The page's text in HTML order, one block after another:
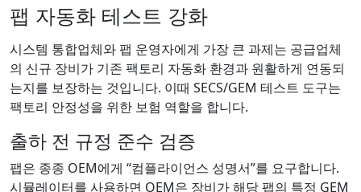
팹 자동화 테스트 강화
시스템 통합업체와 팹 운영자에게 가장 큰 과제는 공급업체
의 신규 장비가 기존 팩토리 자동화 환경과 원활하게 연동되
는지를 보장하는 것입니다. 이때 SECS/GEM 테스트 도구는
팩토리 안정성을 위한 보험 역할을 합니다.
출하 전 규정 준수 검증
팹은 종종 OEM에게 “컴플라이언스 성명서”를 요구합니다.
시뮬레이터를 사용하면 OEM은 장비가 해당 팹의 특정 GEM